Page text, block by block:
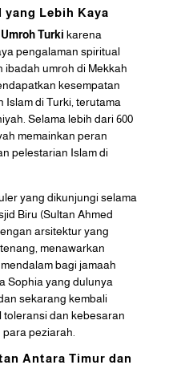
yang Lebih Kaya
Umroh Turki karena
pengalaman spiritual
ibadah umroh di Mekkah
kesempatan
di Turki, terutama
Selama lebih dari 600
memainkan peran
pelestarian Islam di
yang dikunjungi selama
Biru (Sultan Ahmed
arsitektur yang
menawarkan
bagi jamaah
Sophia yang dulunya
sekarang kembali
toleransi dan kebesaran
peziarah.
Antara Timur dan